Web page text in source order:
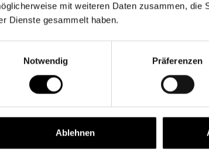
mit weiteren Daten zusammen, die
Dienste gesammelt haben.
Notwendig
Präferenzen
Ablehnen
Konditionen
DEPOT